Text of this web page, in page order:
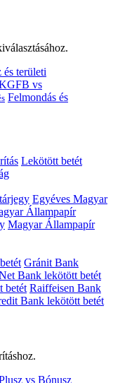
és területi
vs
Felmondás és
Lekötött betét
Egyéves Magyar
Állampapír
Magyar Állampapír
Gránit Bank
Bank lekötött betét
betét Raiffeisen Bank
Bank lekötött betét
vs Bónusz